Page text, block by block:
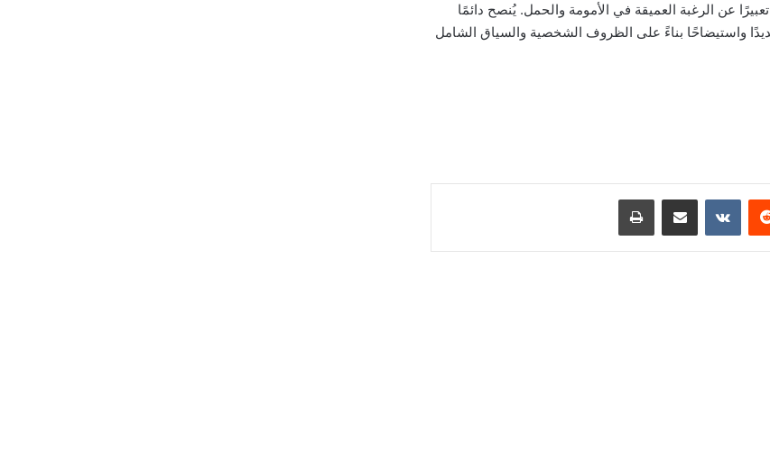
عن الرغبة العميقة في الأمومة والحمل. يُنصح دائمًا
واستيضاحًا بناءً على الظروف الشخصية والسياق الشامل
مشاركة عبر البريد طباعة